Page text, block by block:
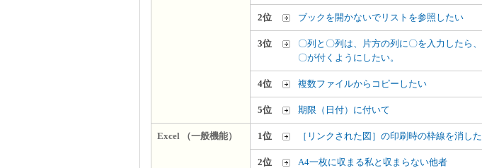
2位 ブックを開かないでリストを参照したい
3位
〇列と〇列は、片方の列に〇を入力したら
〇が付くようにしたい。
4位 複数ファイルからコピーしたい
5位 期限（日付）に付いて
Excel （一般機能） 1位 ［リンクされた図］の印刷時の枠線を消し
2位 A4一枚に収まる私と収まらない他者